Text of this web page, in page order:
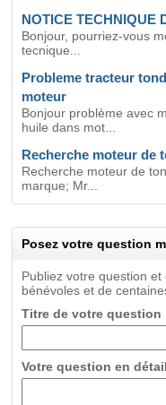
NOTICE TECHNIQUE
Bonjour, pourriez-vous
tecnique...
Probleme tracteur
moteur
Bonjour problème avec
huile dans mot...
Recherche moteur de
Recherche moteur de
marque; Mr...
Posez votre question
Publiez votre question
bénévoles et de
Titre de votre question
Votre question en